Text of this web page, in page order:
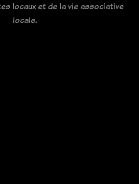
locaux et de la vie associative
locale.